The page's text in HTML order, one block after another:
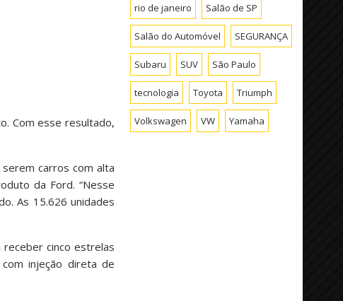
Com esse resultado,
carros com alta
da Ford. “Nesse
As 15.626 unidades
cinco estrelas
injeção direta de
rio de janeiro Salão de SP
Salão do Automóvel SEGURANÇA
Subaru SUV São Paulo
tecnologia Toyota Triumph
Volkswagen VW Yamaha